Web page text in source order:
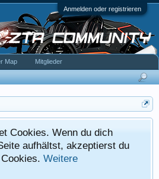
Anmelden oder registrieren
Cookies. Wenn du dich
aufhältst, akzeptierst du
Weitere
Map Mitglieder